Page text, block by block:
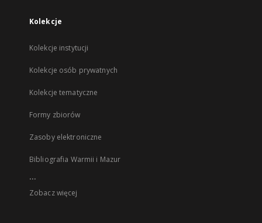
Kolekcje
Kolekcje instytucji
Kolekcje osób prywatnych
Kolekcje tematyczne
Formy zbiorów
Zasoby elektroniczne
Bibliografia Warmii i Mazur
...
Zobacz więcej